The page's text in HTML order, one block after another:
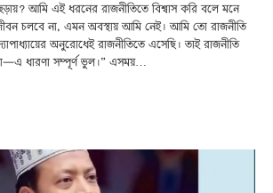
আমি এই ধরনের রাজনীতিতে বিশ্বাস করি বলে মনে
চলবে না, এমন অবস্থায় আমি নেই। আমি তো রাজনীতি
অনুরোধেই রাজনীতিতে এসেছি। তাই রাজনীতি
ধারণা সম্পূর্ণ ভুল।” এসময়…